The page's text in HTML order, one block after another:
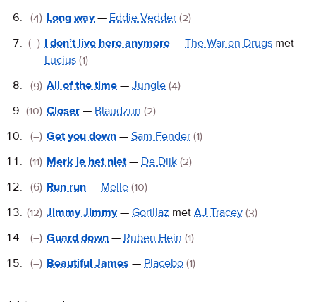
(4) Long way— Eddie Vedder (2)
(–) I don’t live here anymore —The War on Drugs met
Lucius (1)
(9) All of the time — Jungle (4)
(10) Closer — Blaudzun (2)
(–) Get you down — Sam Fender (1)
(11) Merk je het niet— De Dijk (2)
(6) Run run — Melle (10)
(12) Jimmy Jimmy— Gorillaz met AJ Tracey (3)
(–) Guard down — Ruben Hein (1)
(–) Beautiful James — Placebo (1)